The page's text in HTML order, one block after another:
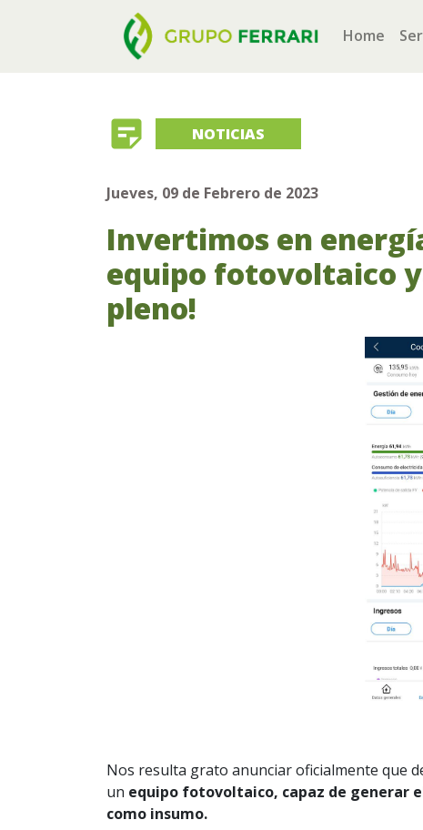
Home
sticky_note_2 NOTICIAS
Jueves, 09 de Febrero de 2023
Invertimos en
equipo fotovoltaico
pleno!
Nos resulta grato anunciar oficialmente que
un equipo fotovoltaico, capaz de generar
como insumo.